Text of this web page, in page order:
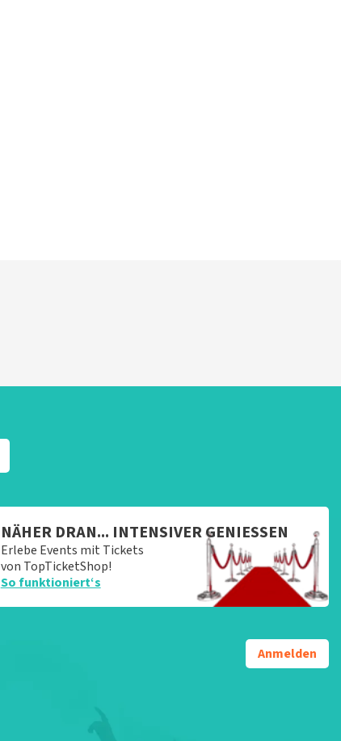
NÄHER DRAN... INTENSIVER GENIESSEN
Erlebe Events mit Tickets
von TopTicketShop!
So funktioniert‘s
Anmelden